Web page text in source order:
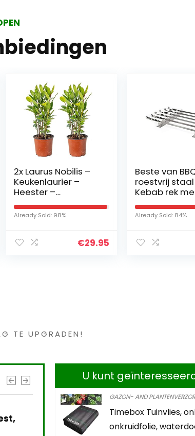
2x Laurus Nobilis –
Keukenlaurier –
Heester –
Groenblijvend – ⌀15
cm – 30-45 cm
Already Sold: 98%
€29.95
Beste van
roestvrij staal
Kebab rek
spiesjes Set
Already Sold: 84%
TE UPGRADEN!
U kunt
GAZON- AND
Timebox Tuinvlies,
onkruidfolie,